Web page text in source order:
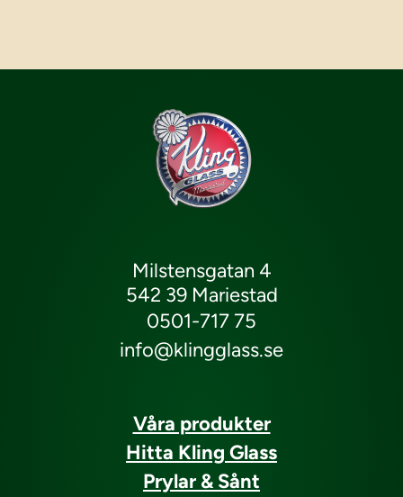
Milstensgatan 4
542 39 Mariestad
0501-717 75
info@klingglass.se
Våra produkter
Hitta Kling Glass
Prylar & Sånt